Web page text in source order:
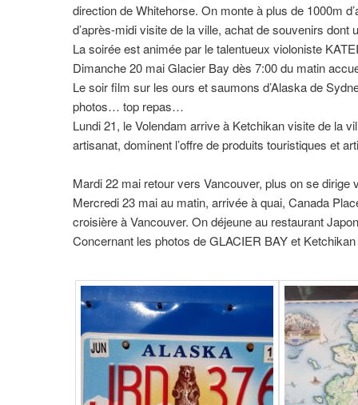
direction de Whitehorse. On monte à plus de 1000m
d’après-midi visite de la ville, achat de souvenirs
La soirée est animée par le talentueux violoniste
Dimanche 20 mai Glacier Bay dès 7:00 du matin
Le soir film sur les ours et saumons d’Alaska de
photos… top repas…
Lundi 21, le Volendam arrive à Ketchikan visite de la
artisanat, dominent l’offre de produits touristiques et
Mardi 22 mai retour vers Vancouver, plus on se
Mercredi 23 mai au matin, arrivée à quai, Canada
croisière à Vancouver. On déjeune au restaurant
Concernant les photos de GLACIER BAY et